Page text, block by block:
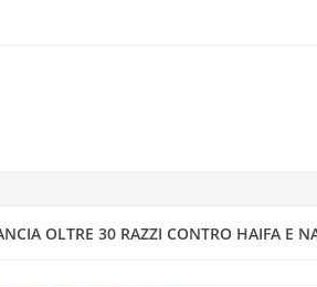
OLTRE 30 RAZZI CONTRO HAIFA E